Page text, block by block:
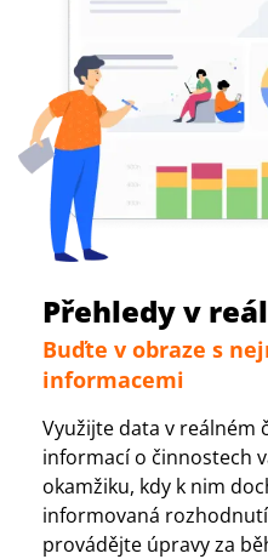
Přehledy v
Buďte v obraze s
informacemi
Využijte data v reálném
informací o činnostech
okamžiku, kdy k nim
informovaná
provádějte úpravy za